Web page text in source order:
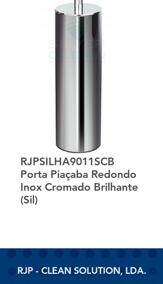
RJPSILHA9011SCB
Porta Piaçaba Redondo
Inox Cromado Brilhante
(Sil)
RJP - CLEAN SOLUTION, LDA.